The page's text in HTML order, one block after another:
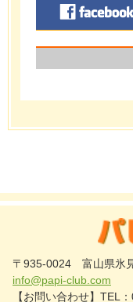
〒935-0024 富山県
info@papi-club.com
【お問い合わせ】TEL